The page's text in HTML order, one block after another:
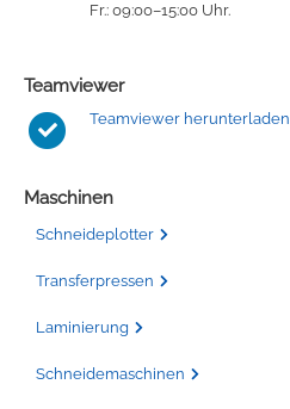
Fr.: 09:00–15:00 Uhr.
Teamviewer
Teamviewer herunterladen
Maschinen
Schneideplotter
Transferpressen
Laminierung
Schneidemaschinen